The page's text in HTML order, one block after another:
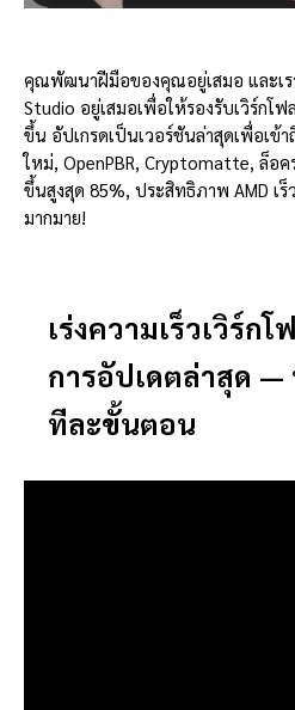
คุณพัฒนาฝีมือของคุณอยู่เสมอ และเร
Studio อยู่เสมอเพื่อให้รองรับเวิร์กโ
ขึ้น อัปเกรดเป็นเวอร์ชันล่าสุดเพื่อเข้
ใหม่, OpenPBR, Cryptomatte, ล็อค
ขึ้นสูงสุด 85%, ประสิทธิภาพ AMD เ
มากมาย!
เร่งความเร็วเวิร์ก
การอัปเดตล่าสุด
ทีละขั้นตอน